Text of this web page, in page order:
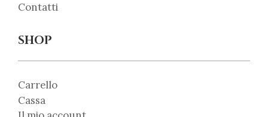
Contatti
SHOP
Carrello
Cassa